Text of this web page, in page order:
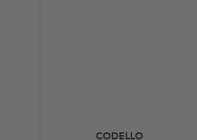
CODELLO